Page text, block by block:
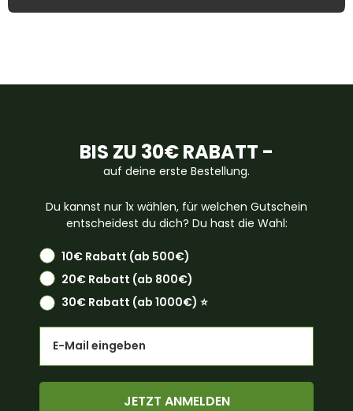
BIS ZU 30€ RABATT -
auf deine erste Bestellung.
Du kannst nur 1x wählen, für welchen Gutschein
entscheidest du dich? Du hast die Wahl:
10€ Rabatt (ab 500€)
20€ Rabatt (ab 800€)
30€ Rabatt (ab 1000€) ⭐️
JETZT ANMELDEN